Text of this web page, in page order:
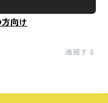
向け
通報する